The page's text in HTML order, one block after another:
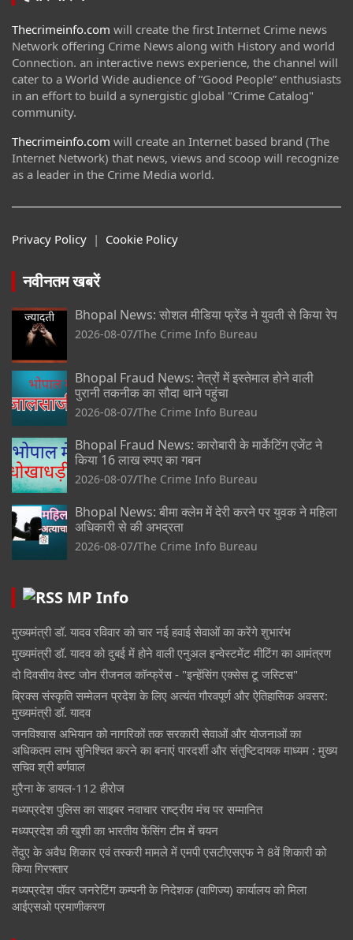
Thecrimeinfo.com will create the first Internet Crime news
Network offering Crime News along with History and world
Connection. an interactive news experience, the channel will
cater to a World Wide audience of “Good People” enthusiasts
in an effort to build a synergistic global "Crime Catalog"
community.
Thecrimeinfo.com will create an Internet based brand (The
Internet Network) that news, views and scoop will recognize
as a leader in the Crime Media world.
Privacy Policy | Cookie Policy
नवीनतम खबरें
Bhopal News: सोशल मीडिया फ्रेंड ने युवती से किया रेप
2026-08-07 The Crime Info Bureau
Bhopal Fraud News: नेत्रों में इस्तेमाल होने वाली
पुरानी तकनीक का सौदा थाने पहुंचा
2026-08-07 The Crime Info Bureau
Bhopal Fraud News: कारोबारी के मार्केटिंग एजेंट ने
किया 16 लाख रुपए का गबन
2026-08-07 The Crime Info Bureau
Bhopal News: बीमा क्लेम में देरी करने पर युवक ने महिला
अधिकारी से की अभद्रता
2026-08-07 The Crime Info Bureau
MP Info
मुख्यमंत्री डॉ. यादव रविवार को चार नई हवाई सेवाओं का करेंगे शुभारंभ
मुख्यमंत्री डॉ. यादव को दुबई में होने वाली एनुअल इन्वेस्टमेंट मीटिंग का आमंत्रण
दो दिवसीय वेस्ट जोन रीजनल कॉन्फ्रेंस - "इन्हेंसिंग एक्सेस टू जस्टिस"
ब्रिक्स संस्कृति सम्मेलन प्रदेश के लिए अत्यंत गौरवपूर्ण और ऐतिहासिक अवसर:
मुख्यमंत्री डॉ. यादव
जनविश्वास अभियान को नागरिकों तक सरकारी सेवाओं और योजनाओं का
अधिकतम लाभ सुनिश्चित करने का बनाएं पारदर्शी और संतुष्टिदायक माध्यम : मुख्य
सचिव श्री बर्णवाल
मुरैना के डायल-112 हीरोज
मध्यप्रदेश पुलिस का साइबर नवाचार राष्ट्रीय मंच पर सम्मानित
मध्यप्रदेश की खुशी का भारतीय फेंसिंग टीम में चयन
तेंदुए के अवैध शिकार एवं तस्करी मामले में एमपी एसटीएसएफ ने 8वें शिकारी को
किया गिरफ्तार
मध्यप्रदेश पॉवर जनरेटिंग कम्पनी के निदेशक (वाणिज्य) कार्यालय को मिला
आईएसओ प्रमाणीकरण